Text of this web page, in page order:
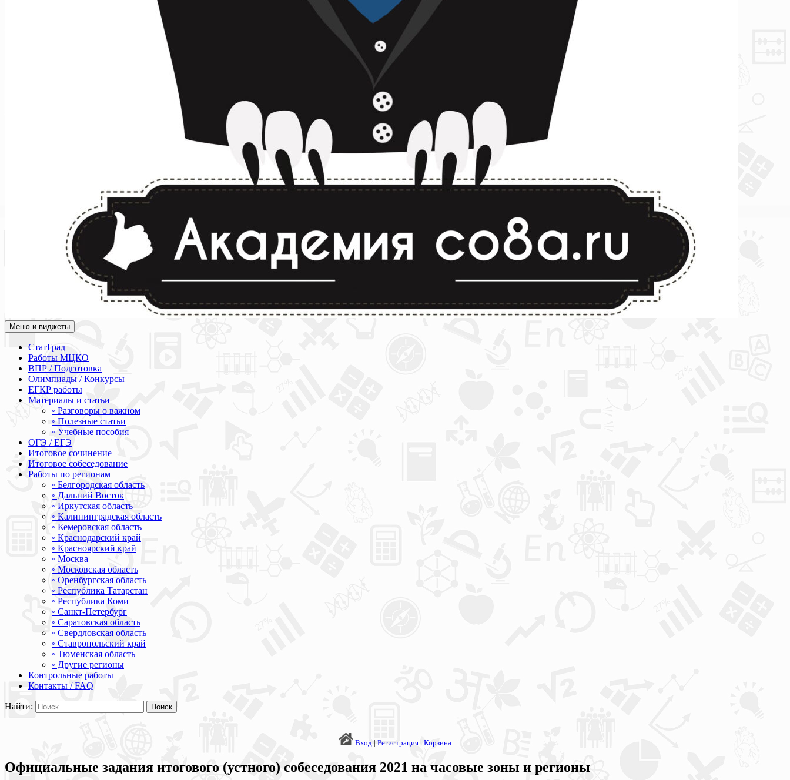
Академия СОВА
Подготовка к ЕГЭ, ОГЭ, ВПР, МЦКО, СтатГрад, КДР, ВОШ, олимпиады и конкурсы
Меню и виджеты
СтатГрад
Работы МЦКО
ВПР / Подготовка
Олимпиады / Конкурсы
ЕГКР работы
Материалы и статьи
◦ Разговоры о важном
◦ Полезные статьи
◦ Учебные пособия
ОГЭ / ЕГЭ
Итоговое сочинение
Итоговое собеседование
Работы по регионам
◦ Белгородская область
◦ Дальний Восток
◦ Иркутская область
◦ Калининградская область
◦ Кемеровская область
◦ Краснодарский край
◦ Красноярский край
◦ Москва
◦ Московская область
◦ Оренбургская область
◦ Республика Татарстан
◦ Республика Коми
◦ Санкт-Петербург
◦ Саратовская область
◦ Свердловская область
◦ Ставропольский край
◦ Тюменская область
◦ Другие регионы
Контрольные работы
Контакты / FAQ
Найти:
Вход | Регистрация | Корзина
Официальные задания итогового (устного) собеседования 2021 на часовые зоны и регионы